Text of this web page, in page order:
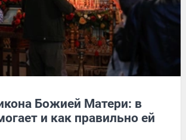
Божией Матери: в
и как правильно ей